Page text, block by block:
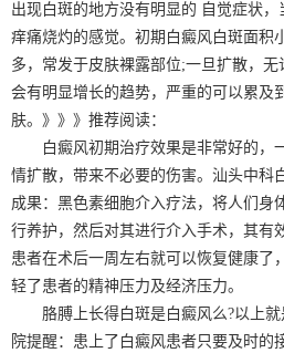
出现白斑的地方没有明显的 自觉症状
痒痛烧灼的感觉。初期白癜风白斑面积
多，常发于皮肤裸露部位;一旦扩散，
会有明显增长的趋势，严重的可以累及
肤。》》》推荐阅读：
白癜风初期治疗效果是非常好的，
情扩散，带来不必要的伤害。汕头中科
成果：黑色素细胞介入疗法，将人们身
行养护，然后对其进行介入手术，其有
患者在术后一周左右就可以恢复健康了
轻了患者的精神压力及经济压力。
胳膊上长得白斑是白癜风么?以上就
院提醒：患上了白癜风患者只要及时的